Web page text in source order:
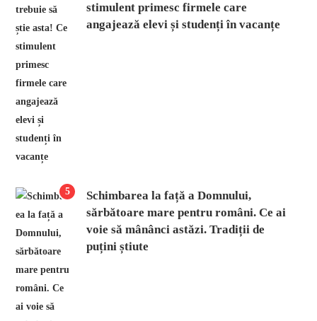
stimulent primesc firmele care
angajează elevi și studenți în vacanțe
5
Schimbarea la față a Domnului,
sărbătoare mare pentru români. Ce ai
voie să mânânci astăzi. Tradiții de
puțini știute